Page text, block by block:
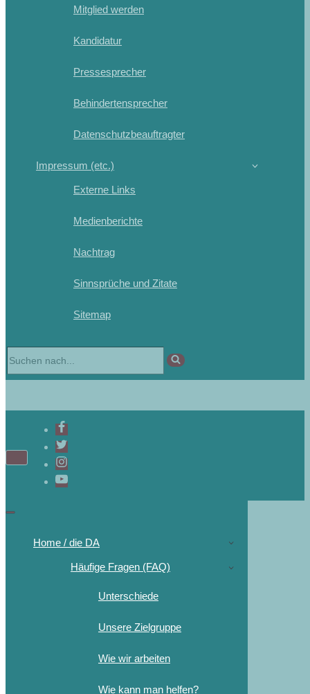
Mitglied werden
Kandidatur
Pressesprecher
Behindertensprecher
Datenschutzbeauftragter
Impressum (etc.)
Externe Links
Medienberichte
Nachtrag
Sinnsprüche und Zitate
Sitemap
Home / die DA
Häufige Fragen (FAQ)
Unterschiede
Unsere Zielgruppe
Wie wir arbeiten
Wie kann man helfen?